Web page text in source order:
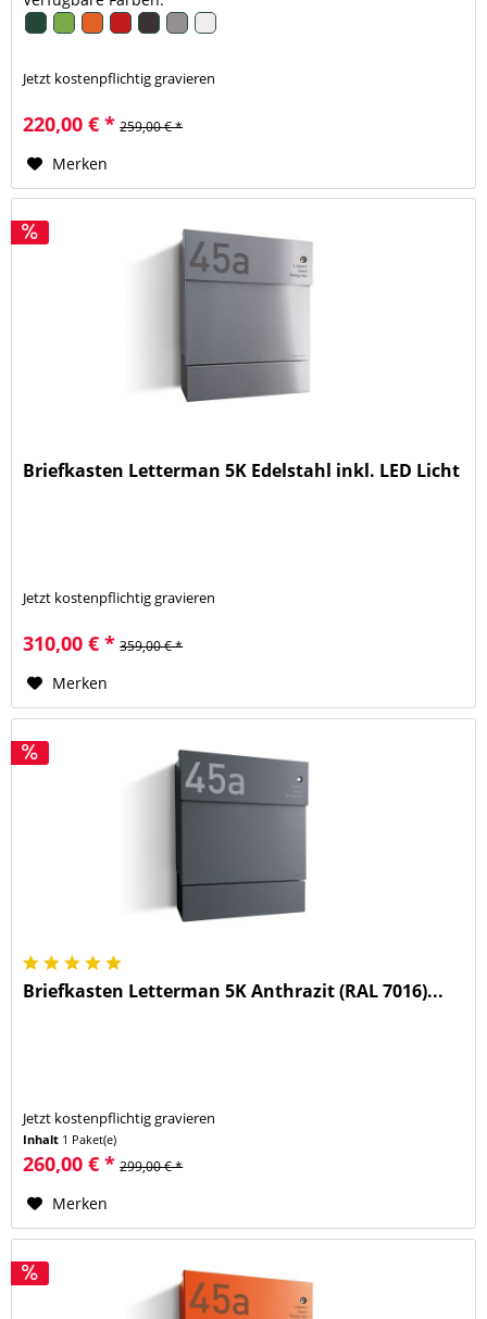
Jetzt kostenpflichtig gravieren
220,00 € * 259,00 € *
Merken
Briefkasten Letterman 5K Edelstahl inkl. LED Licht
Jetzt kostenpflichtig gravieren
310,00 € * 359,00 € *
Merken
Briefkasten Letterman 5K Anthrazit (RAL 7016)...
Jetzt kostenpflichtig gravieren
Inhalt 1 Paket(e)
260,00 € * 299,00 € *
Merken